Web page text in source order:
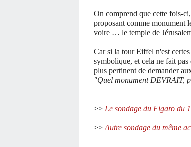
On comprend que cette fois-
proposant comme monument
voire … le temple de
Car si la tour Eiffel n'est
symbolique, et cela ne fait
plus pertinent de demander
"Quel monument DEVRAIT,
>> Le sondage du Figaro du
>> Autre sondage du même